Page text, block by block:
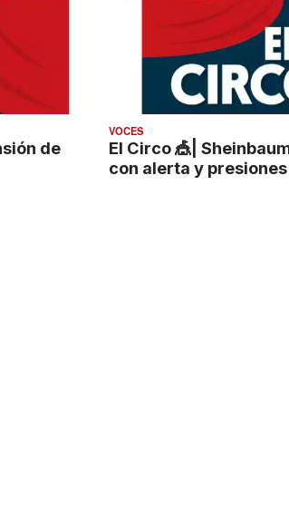
de
VOCES
El Circo 🎪|
con alerta y presiones